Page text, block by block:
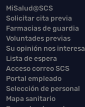
MiSalud@SCS
Solicitar cita previa
Farmacias de guardia
Voluntades previas
Su opinión nos interesa
Lista de espera
Acceso correo SCS
Portal empleado
Selección de personal
Mapa sanitario